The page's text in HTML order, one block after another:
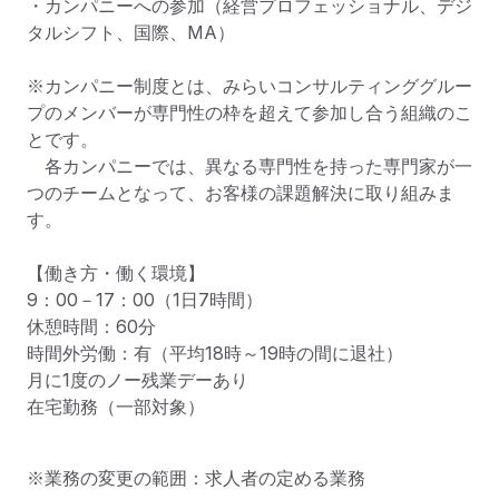
・カンパニーへの参加（経営プロフェッショナル、デジ
タルシフト、国際、MA）
※カンパニー制度とは、みらいコンサルティンググルー
プのメンバーが専門性の枠を超えて参加し合う組織のこ
とです。
各カンパニーでは、異なる専門性を持った専門家が一
つのチームとなって、お客様の課題解決に取り組みま
す。
【働き方・働く環境】
9：00－17：00（1日7時間）
休憩時間：60分
時間外労働：有（平均18時～19時の間に退社）
月に1度のノー残業デーあり
在宅勤務（一部対象）
※業務の変更の範囲：求人者の定める業務